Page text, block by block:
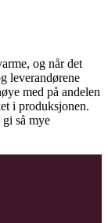
og når det
leverandørene
med på andelen
i produksjonen.
så mye